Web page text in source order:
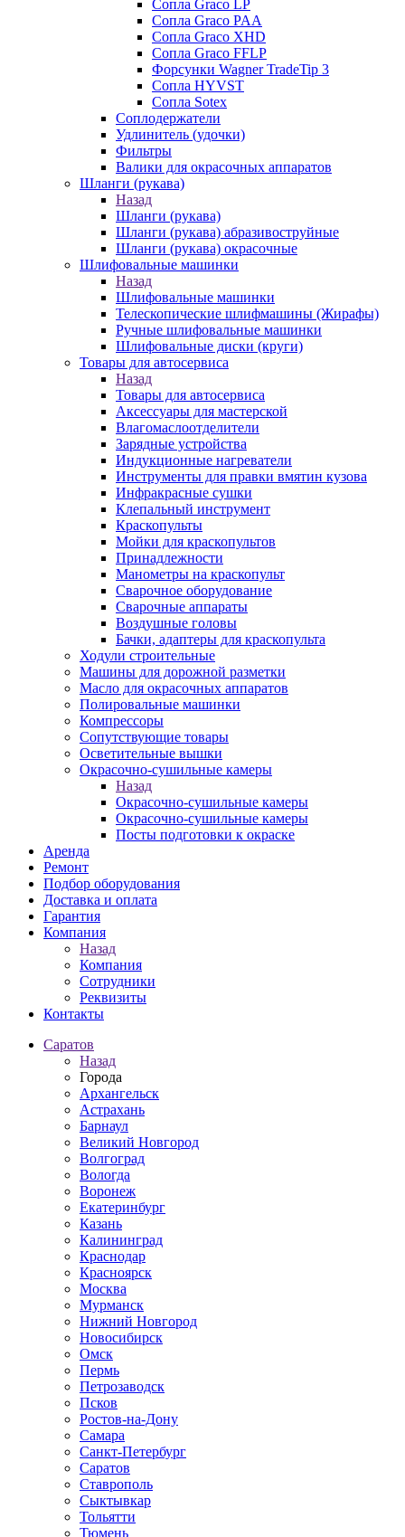
Сопла Graco LP
Сопла Graco PAA
Сопла Graco XHD
Сопла Graco FFLP
Форсунки Wagner TradeTip 3
Сопла HYVST
Сопла Sotex
Соплодержатели
Удлинитель (удочки)
Фильтры
Валики для окрасочных аппаратов
Шланги (рукава)
Назад
Шланги (рукава)
Шланги (рукава) абразивоструйные
Шланги (рукава) окрасочные
Шлифовальные машинки
Назад
Шлифовальные машинки
Телескопические шлифмашины (Жирафы)
Ручные шлифовальные машинки
Шлифовальные диски (круги)
Товары для автосервиса
Назад
Товары для автосервиса
Аксессуары для мастерской
Влагомаслоотделители
Зарядные устройства
Индукционные нагреватели
Инструменты для правки вмятин кузова
Инфракрасные сушки
Клепальный инструмент
Краскопульты
Мойки для краскопультов
Принадлежности
Манометры на краскопульт
Сварочное оборудование
Сварочные аппараты
Воздушные головы
Бачки, адаптеры для краскопульта
Ходули строительные
Машины для дорожной разметки
Масло для окрасочных аппаратов
Полировальные машинки
Компрессоры
Сопутствующие товары
Осветительные вышки
Окрасочно-сушильные камеры
Назад
Окрасочно-сушильные камеры
Окрасочно-сушильные камеры
Посты подготовки к окраске
Аренда
Ремонт
Подбор оборудования
Доставка и оплата
Гарантия
Компания
Назад
Компания
Сотрудники
Реквизиты
Контакты
Саратов
Назад
Города
Архангельск
Астрахань
Барнаул
Великий Новгород
Волгоград
Вологда
Воронеж
Екатеринбург
Казань
Калининград
Краснодар
Красноярск
Москва
Мурманск
Нижний Новгород
Новосибирск
Омск
Пермь
Петрозаводск
Псков
Ростов-на-Дону
Самара
Санкт-Петербург
Саратов
Ставрополь
Сыктывкар
Тольятти
Тюмень